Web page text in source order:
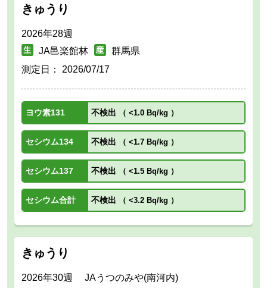
きゅうり
2026年28週
JA邑楽館林
群馬県
測定日： 2026/07/17
ヨウ素131 不検出 （ <1.0 Bq/kg ）
セシウム134 不検出 （ <1.7 Bq/kg ）
セシウム137 不検出 （ <1.5 Bq/kg ）
セシウム合計 不検出 （ <3.2 Bq/kg ）
きゅうり
2026年30週 JAうつのみや(南河内)